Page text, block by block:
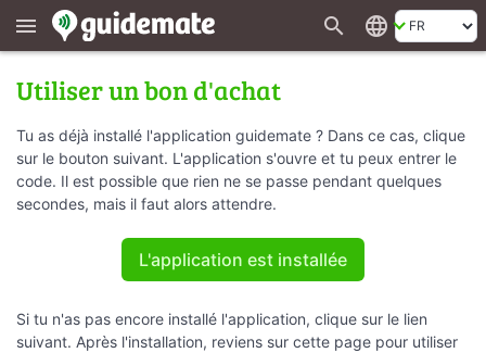
menu search language
Utiliser un bon d'achat
Tu as déjà installé l'application guidemate ? Dans ce cas, clique
sur le bouton suivant. L'application s'ouvre et tu peux entrer le
code. Il est possible que rien ne se passe pendant quelques
secondes, mais il faut alors attendre.
L'application est installée
Si tu n'as pas encore installé l'application, clique sur le lien
suivant. Après l'installation, reviens sur cette page pour utiliser